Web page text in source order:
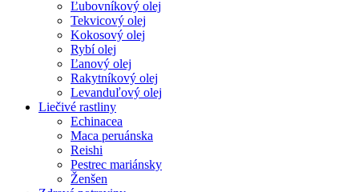
Ľubovníkový olej
Tekvicový olej
Kokosový olej
Rybí olej
Ľanový olej
Rakytníkový olej
Levanduľový olej
Liečivé rastliny
Echinacea
Maca peruánska
Reishi
Pestrec mariánsky
Ženšen